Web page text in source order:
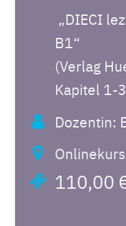
„DIECI
B1“
(Verlag
Kapitel 1-3
Dozentin:
Onlinekurs
110,00